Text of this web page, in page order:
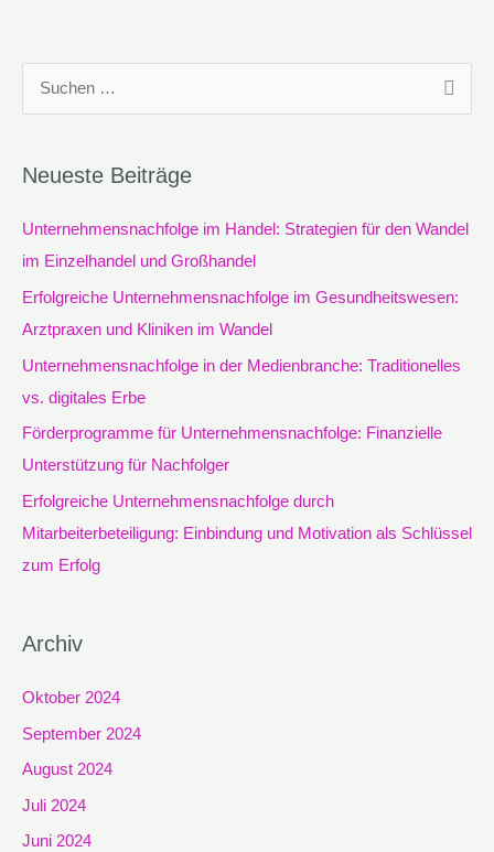
h
e
n
Neueste Beiträge
Unternehmensnachfolge im Handel: Strategien für den Wandel
im Einzelhandel und Großhandel
Erfolgreiche Unternehmensnachfolge im Gesundheitswesen:
Arztpraxen und Kliniken im Wandel
Unternehmensnachfolge in der Medienbranche: Traditionelles
vs. digitales Erbe
Förderprogramme für Unternehmensnachfolge: Finanzielle
Unterstützung für Nachfolger
Erfolgreiche Unternehmensnachfolge durch
Mitarbeiterbeteiligung: Einbindung und Motivation als Schlüssel
zum Erfolg
Archiv
Oktober 2024
September 2024
August 2024
Juli 2024
Juni 2024